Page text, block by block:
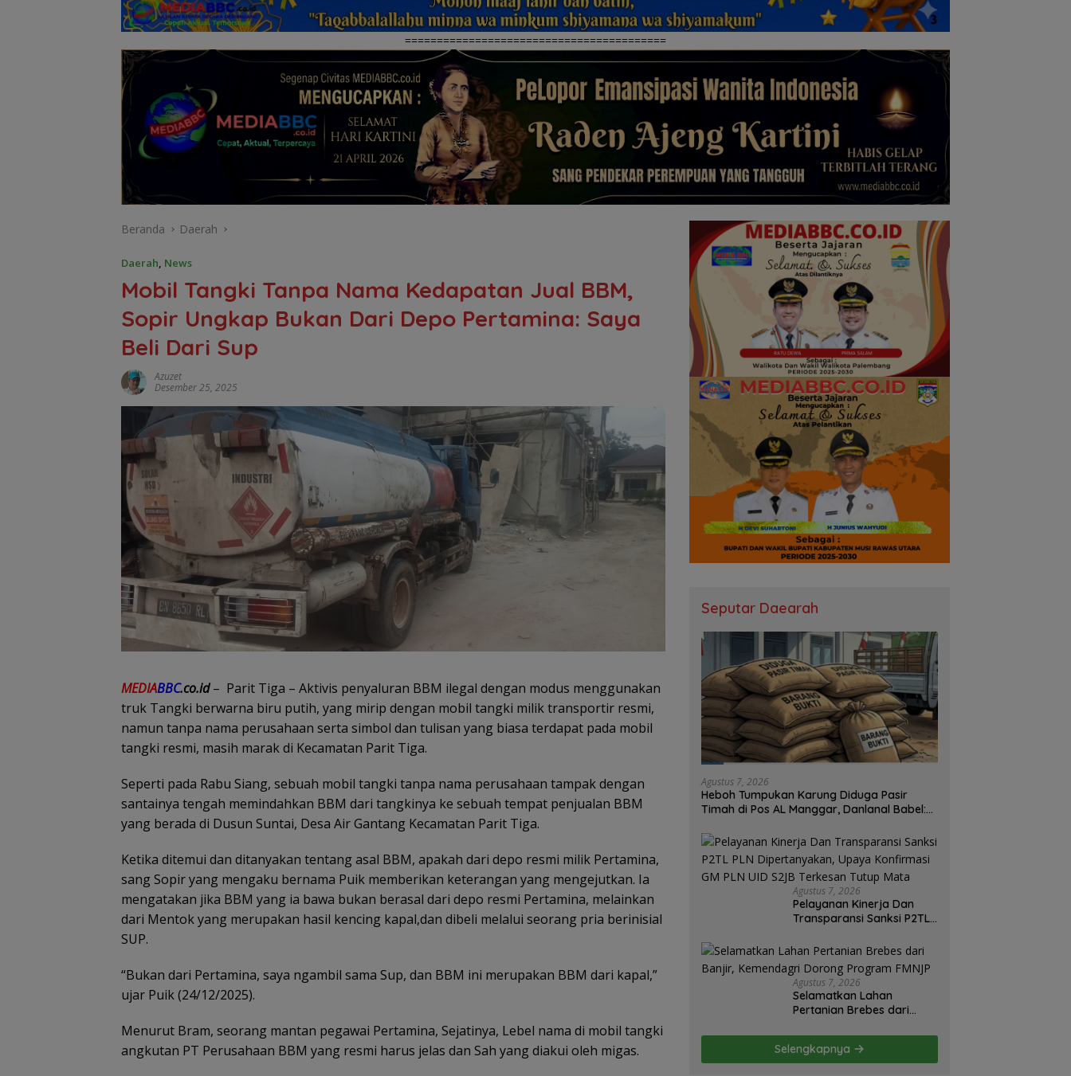
=========================================
Beranda Daerah
Daerah, News
Mobil Tangki Tanpa Nama Kedapatan Jual BBM,
Sopir Ungkap Bukan Dari Depo Pertamina: Saya
Beli Dari Sup
Azuzet
Desember 25, 2025
MEDIABBC.co.id– Parit Tiga – Aktivis penyaluran BBM ilegal dengan modus menggunakan
truk Tangki berwarna biru putih, yang mirip dengan mobil tangki milik transportir resmi,
namun tanpa nama perusahaan serta simbol dan tulisan yang biasa terdapat pada mobil
tangki resmi, masih marak di Kecamatan Parit Tiga.
Seperti pada Rabu Siang, sebuah mobil tangki tanpa nama perusahaan tampak dengan
santainya tengah memindahkan BBM dari tangkinya ke sebuah tempat penjualan BBM
yang berada di Dusun Suntai, Desa Air Gantang Kecamatan Parit Tiga.
Ketika ditemui dan ditanyakan tentang asal BBM, apakah dari depo resmi milik Pertamina,
sang Sopir yang mengaku bernama Puik memberikan keterangan yang mengejutkan. Ia
mengatakan jika BBM yang ia bawa bukan berasal dari depo resmi Pertamina, melainkan
dari Mentok yang merupakan hasil kencing kapal,dan dibeli melalui seorang pria berinisial
SUP.
“Bukan dari Pertamina, saya ngambil sama Sup, dan BBM ini merupakan BBM dari kapal,”
ujar Puik (24/12/2025).
Menurut Bram, seorang mantan pegawai Pertamina, Sejatinya, Lebel nama di mobil tangki
angkutan PT Perusahaan BBM yang resmi harus jelas dan Sah yang diakui oleh migas.
Seputar Daearah
Agustus 7, 2026
Heboh Tumpukan Karung Diduga Pasir
Timah di Pos AL Manggar, Danlanal Babel:
Agustus 7, 2026
Pelayanan Kinerja Dan
Transparansi Sanksi P2TL
Konfirmasi GM PLN UID
S2JB Terkesan Tutup Mata
Agustus 7, 2026
Selamatkan Lahan
Pertanian Brebes dari
Dorong Program FMNJP
Selengkapnya